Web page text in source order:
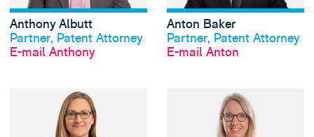
Profil anschauen
Anthony Albutt
Partner, Patent Attorney
E-mail Anthony
Anton Baker
Partner, Patent Attorney
E-mail Anton
View Jana